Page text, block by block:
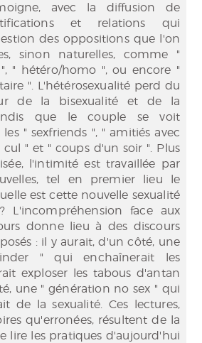
avec la diffusion de
et relations qui
des oppositions que l'on
sinon naturelles, comme "
" hétéro/homo ", ou encore "
". L'hétérosexualité perd du
de la bisexualité et de la
que le couple se voit
" sexfriends ", " amitiés avec
cul " et " coups d'un soir ". Plus
l'intimité est travaillée par
tel en premier lieu le
est cette nouvelle sexualité
L'incompréhension face aux
donne lieu à des discours
: il y aurait, d'un côté, une
" qui enchaînerait les
exploser les tabous d'antan
une " génération no sex " qui
de la sexualité. Ces lectures,
qu'erronées, résultent de la
lire les pratiques d'aujourd'hui